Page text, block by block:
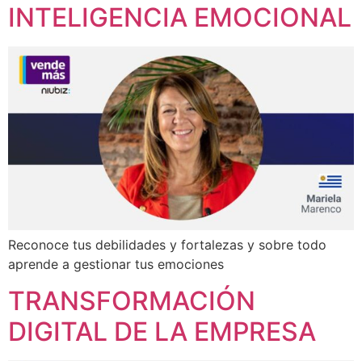
INTELIGENCIA EMOCIONAL
Reconoce tus debilidades y fortalezas y sobre todo
aprende a gestionar tus emociones
TRANSFORMACIÓN
DIGITAL DE LA EMPRESA